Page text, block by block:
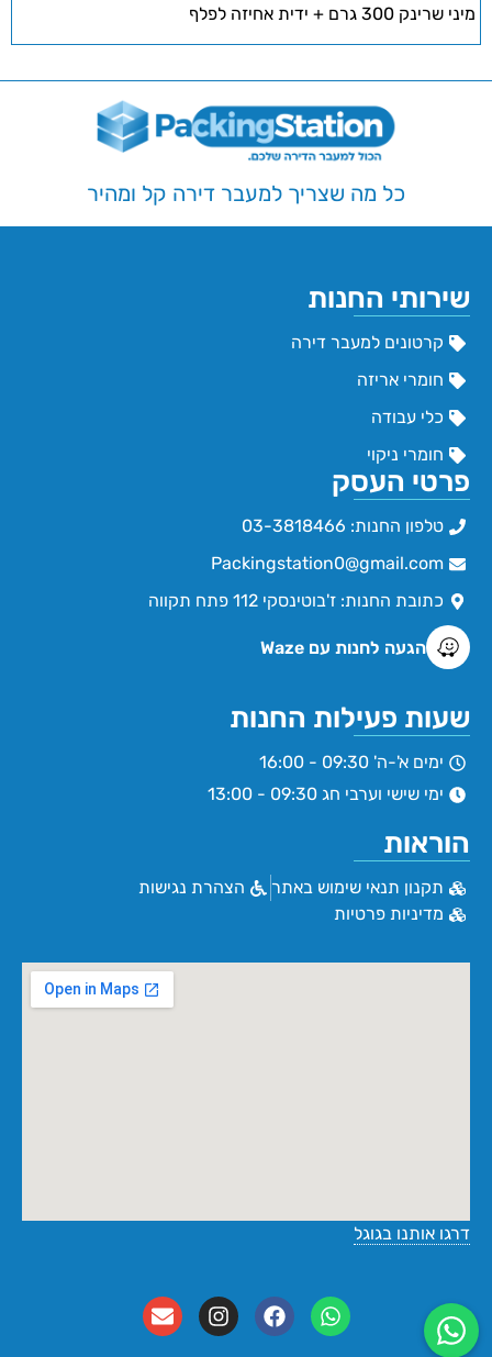
מיני שרינק 300 גרם + ידית אחיזה לפלף
כל מה שצריך למעבר דירה קל ומהיר
שירותי החנות
קרטונים למעבר דירה
חומרי אריזה
כלי עבודה
חומרי ניקוי
פרטי העסק
טלפון החנות: 03-3818466
Packingstation0@gmail.com
כתובת החנות: ז'בוטינסקי 112 פתח תקווה
הגעה לחנות עם Waze
שעות פעילות החנות
ימים א'-ה' 09:30 - 16:00
ימי שישי וערבי חג 09:30 - 13:00
הוראות
תקנון תנאי שימוש באתר
הצהרת נגישות
מדיניות פרטיות
דרגו אותנו בגוגל